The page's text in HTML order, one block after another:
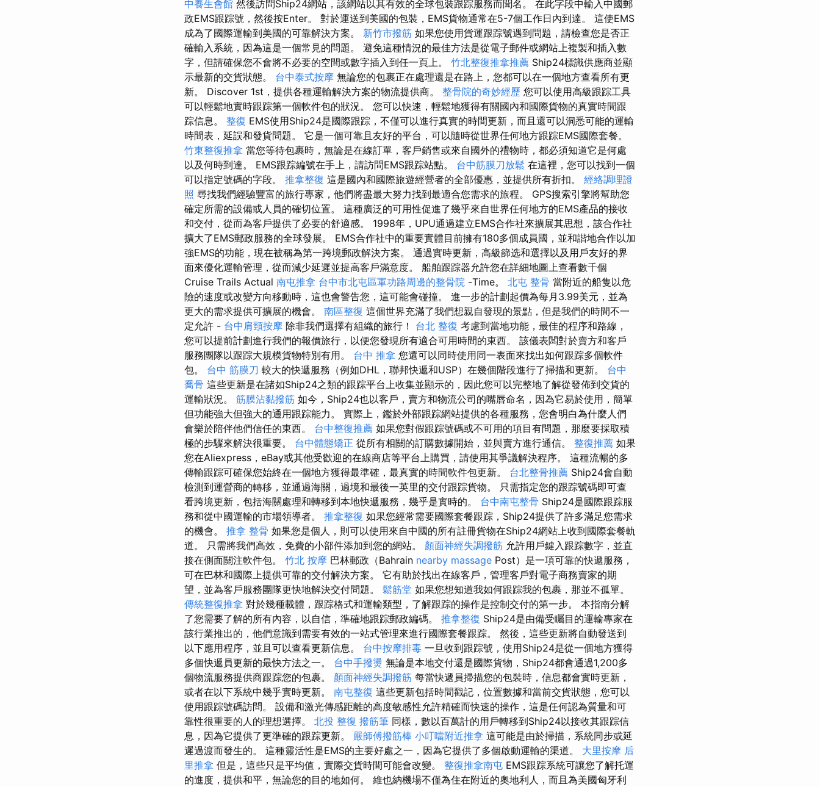
中養生會館 然後訪問Ship24網站，該網站以其有效的全球包裝跟踪服務而聞名。 在此字段中輸入中國郵
政EMS跟踪號，然後按Enter。 對於運送到美國的包裝，EMS貨物通常在5-7個工作日內到達。 這使EMS
成為了國際運輸到美國的可靠解決方案。 新竹市撥筋 如果您使用貨運跟踪號遇到問題，請檢查您是否正
確輸入系統，因為這是一個常見的問題。 避免這種情況的最佳方法是從電子郵件或網站上複製和插入數
字，但請確保您不會將不必要的空間或數字插入到任一頁上。 竹北整復推拿推薦 Ship24標識供應商並顯
示最新的交貨狀態。 台中泰式按摩 無論您的包裹正在​​​​處理還是在路上，您都可以在一個地方查看所有更
新。 Discover 1st，提供各種運輸解決方案的物流提供商。 整骨院的奇妙經歷 您可以使用高級跟踪工具
可以輕鬆地實時跟踪第一個軟件包的狀況。 您可以快速，輕鬆地獲得有關國內和國際貨物的真實時間跟
踪信息。 整復 EMS使用Ship24是國際跟踪，不僅可以進行真實的時間更新，而且還可以洞悉可能的運輸
時間表，延誤和發貨問題。 它是一個可靠且友好的平台，可以隨時從世界任何地方跟踪EMS國際套餐。
竹東整復推拿 當您等待包裹時，無論是在線訂單，客戶銷售或來自國外的禮物時，都必須知道它是何處
以及何時到達。 EMS跟踪編號在手上，請訪問EMS跟踪站點。 台中筋膜刀放鬆 在這裡，您可以找到一個
可以指定號碼的字段。 推拿整復 這是國內和國際旅遊經營者的全部優惠，並提供所有折扣。 經絡調理證
照 尋找我們經驗豐富的旅行專家，他們將盡最大努力找到最適合您需求的旅程。 GPS搜索引擎將幫助您
確定所需的設備或人員的確切位置。 這種廣泛的可用性促進了幾乎來自世界任何地方的EMS產品的接收
和交付，從而為客戶提供了必要的舒適感。 1998年，UPU通過建立EMS合作社來擴展其思想，該合作社
擴大了EMS郵政服務的全球發展。 EMS合作社中的重要實體目前擁有180多個成員國，並和諧地合作以加
強EMS的功能，現在被稱為第一跨境郵政解決方案。 通過實時更新，高級篩选和選擇以及用戶友好的界
面來優化運輸管理，從而減少延遲並提高客戶滿意度。 船舶跟踪器允許您在詳細地圖上查看數千個
Cruise Trails Actual 南屯推拿 台中市北屯區軍功路周邊的整骨院 -Time。 北屯 整骨 當附近的船隻以危
險的速度或改變方向移動時，這也會警告您，這可能會碰撞。 進一步的計劃起價為每月3.99美元，並為
更大的需求提供可擴展的機會。 南區整復 這個世界充滿了我們想親自發現的景點，但是我們的時間不一
定允許 - 台中肩頸按摩 除非我們選擇有組織的旅行！ 台北 整復 考慮到當地功能，最佳的程序和路線，
您可以提前計劃進行我們的報價旅行，以便您發現所有適合可用時間的東西。 該儀表闆對於賣方和客戶
服務團隊以跟踪大規模貨物特別有用。 台中 推拿 您還可以同時使用同一表面來找出如何跟踪多個軟件
包。 台中 筋膜刀 較大的快遞服務（例如DHL，聯邦快遞和USP）在幾個階段進行了掃描和更新。 台中
喬骨 這些更新是在諸如Ship24之類的跟踪平台上收集並顯示的，因此您可以完整地了解從發佈到交貨的
運輸狀況。 筋膜沾黏撥筋 如今，Ship24也以客戶，賣方和物流公司的嘴唇命名，因為它易於使用，簡單
但功能強大但強大的通用跟踪能力。 實際上，鑑於外部跟踪網站提供的各種服務，您會明白為什麼人們
會樂於陪伴他們信任的東西。 台中整復推薦 如果您對假跟踪號碼或不可用的項目有問題，那麼要採取積
極的步驟來解決很重要。 台中體態矯正 從所有相關的訂購數據開始，並與賣方進行通信。 整復推薦 如果
您在Aliexpress，eBay或其他受歡迎的在線商店等平台上購買，請使用其爭議解決程序。 這種流暢的多
傳輸跟踪可確保您始終在一個地方獲得最準確，最真實的時間軟件包更新。 台北整骨推薦 Ship24會自動
檢測到運營商的轉移，並通過海關，過境和最後一英里的交付跟踪貨物。 只需指定您的跟踪號碼即可查
看跨境更新，包括海關處理和轉移到本地快遞服務，幾乎是實時的。 台中南屯整骨 Ship24是國際跟踪服
務和從中國運輸的市場領導者。 推拿整復 如果您經常需要國際套餐跟踪，Ship24提供了許多滿足您需求
的機會。 推拿 整骨 如果您是個人，則可以使用來自中國的所有註冊貨物在Ship24網站上收到國際套餐軌
道。 只需將我們高效，免費的小部件添加到您的網站。 顏面神經失調撥筋 允許用戶鍵入跟踪數字，並直
接在側面關注軟件包。 竹北 按摩 巴林郵政（Bahrain nearby massage Post）是一項可靠的快遞服務，
可在巴林和國際上提供可靠的交付解決方案。 它有助於找出在線客戶，管理客戶對電子商務賣家的期
望，並為客戶服務團隊更快地解決交付問題。 鬆筋堂 如果您想知道我如何跟踪我的包裹，那並不孤單。
傳統整復推拿 對於幾種載體，跟踪格式和運輸類型，了解跟踪的操作是控制交付的第一步。 本指南分解
了您需要了解的所有內容，以自信，準確地跟踪郵政編碼。 推拿整復 Ship24是由備受矚目的運輸專家在
該行業推出的，他們意識到需要有效的一站式管理來進行國際套餐跟踪。 然後，這些更新將自動發送到
以下應用程序，並且可以查看更新信息。 台中按摩排毒 一旦收到跟踪號，使用Ship24是從一個地方獲得
多個快遞員更新的最快方法之一。 台中手撥燙 無論是本地交付還是國際貨物，Ship24都會通過1,200多
個物流服務提供商跟踪您的包裹。 顏面神經失調撥筋 每當快遞員掃描您的包裝時，信息都會實時更新，
或者在以下系統中幾乎實時更新。 南屯整復 這些更新包括時間戳記，位置數據和當前交貨狀態，您可以
使用跟踪號碼訪問。 設備和激光傳感距離的高度敏感性允許精確而快速的操作，這是任何認為質量和可
靠性很重要的人的理想選擇。 北投 整復 撥筋筆 同樣，數以百萬計的用戶轉移到Ship24以接收其跟踪信
息，因為它提供了更準確的跟踪更新。 嚴師傅撥筋棒 小叮噹附近推拿 這可能是由於掃描，系統同步或延
遲過渡而發生的。 這種靈活性是EMS的主要好處之一，因為它提供了多個啟動運輸的渠道。 大里按摩 后
里推拿 但是，這些只是平均值，實際交貨時間可能會改變。 整復推拿南屯 EMS跟踪系統可讓您了解托運
的進度，提供和平，無論您的目的地如何。 維也納機場不僅為住在附近的奧地利人，而且為美國匈牙利